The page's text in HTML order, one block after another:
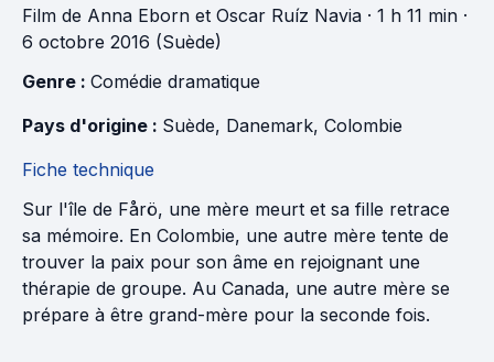
Film de Anna Eborn et Oscar Ruíz Navia · 1 h 11 min ·
6 octobre 2016 (Suède)
Genre : Comédie dramatique
Pays d'origine : Suède, Danemark, Colombie
Fiche technique
Sur l'île de Fårö, une mère meurt et sa fille retrace
sa mémoire. En Colombie, une autre mère tente de
trouver la paix pour son âme en rejoignant une
thérapie de groupe. Au Canada, une autre mère se
prépare à être grand-mère pour la seconde fois.